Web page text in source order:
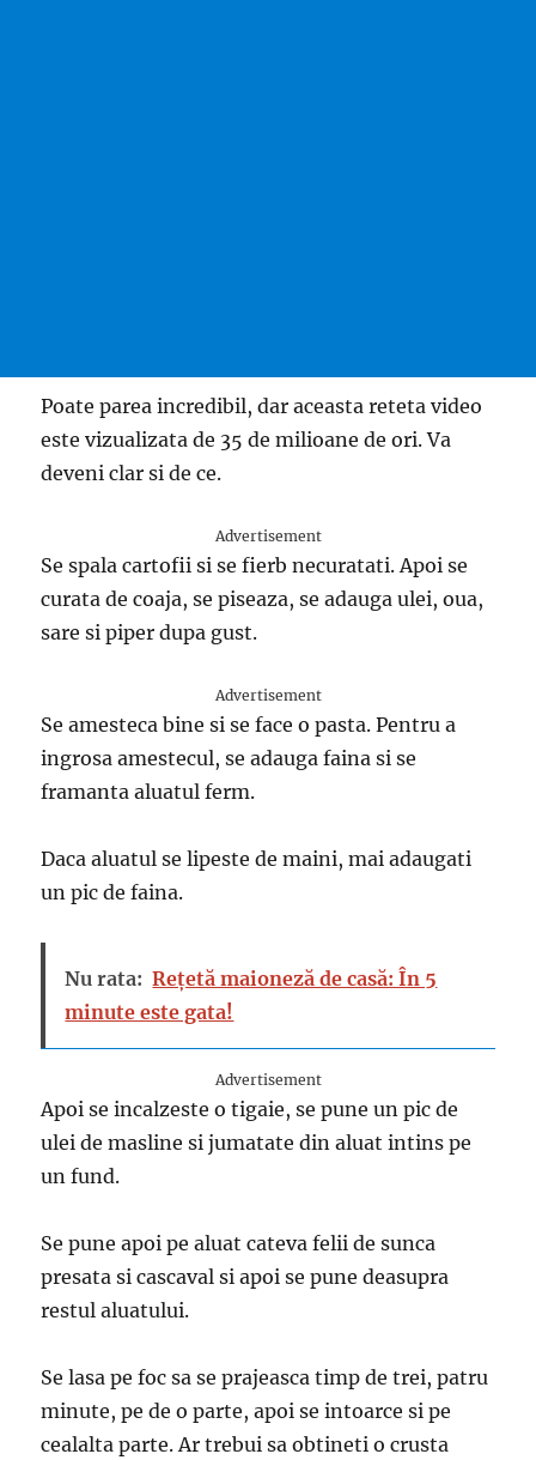
Poate parea incredibil, dar aceasta reteta video
este vizualizata de 35 de milioane de ori. Va
deveni clar si de ce.
Advertisement
Se spala cartofii si se fierb necuratati. Apoi se
curata de coaja, se piseaza, se adauga ulei, oua,
sare si piper dupa gust.
Advertisement
Se amesteca bine si se face o pasta. Pentru a
ingrosa amestecul, se adauga faina si se
framanta aluatul ferm.
Daca aluatul se lipeste de maini, mai adaugati
un pic de faina.
Nu rata: Rețetă maioneză de casă: În 5
minute este gata!
Advertisement
Apoi se incalzeste o tigaie, se pune un pic de
ulei de masline si jumatate din aluat intins pe
un fund.
Se pune apoi pe aluat cateva felii de sunca
presata si cascaval si apoi se pune deasupra
restul aluatului.
Se lasa pe foc sa se prajeasca timp de trei, patru
minute, pe de o parte, apoi se intoarce si pe
cealalta parte. Ar trebui sa obtineti o crusta